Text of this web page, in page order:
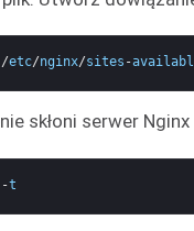
/etc/nginx/sites -
skłoni serwer
-t